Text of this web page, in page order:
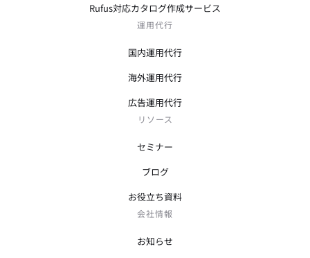
Rufus対応カタログ作成サービス
運用代行
国内運用代行
海外運用代行
広告運用代行
リソース
セミナー
ブログ
お役立ち資料
会社情報
お知らせ